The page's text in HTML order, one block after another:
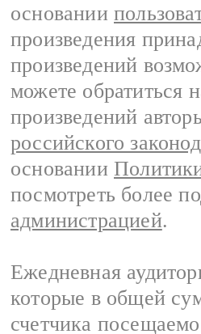
основании
произведения
произведений
можете обратиться
произведений
российского
основании
посмотреть более
администрацией.
Ежедневная
которые в общей
счетчика